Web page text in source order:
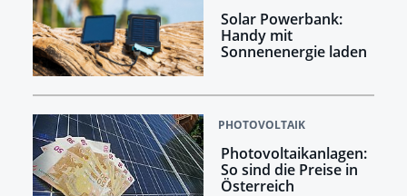
Solar Powerbank:
Handy mit
Sonnenenergie laden
PHOTOVOLTAIK
Photovoltaikanlagen:
So sind die Preise in
Österreich